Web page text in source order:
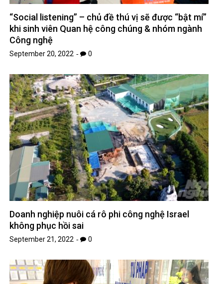
“Social listening” – chủ đề thú vị sẽ được “bật mí”
khi sinh viên Quan hệ công chúng & nhóm ngành
Công nghệ
September 20, 2022 0
Doanh nghiệp nuôi cá rô phi công nghệ Israel
không phục hồi sai
September 21, 2022 0